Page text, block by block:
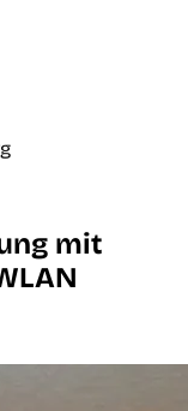
mit